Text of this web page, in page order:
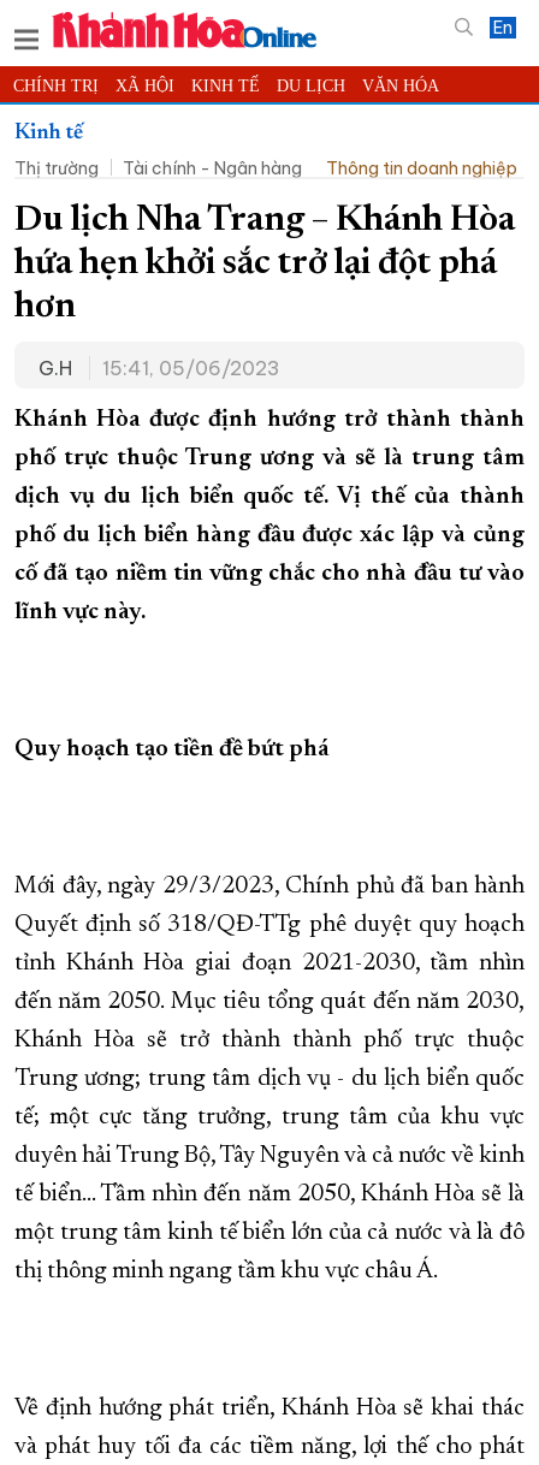
En
CHÍNH TRỊ XÃ HỘI KINH TẾ DU LỊCH VĂN HÓA
THỂ THAO
KHOA HỌC - CÔNG NGHỆ PHÁP LUẬT BẠN ĐỌC PHÓNG SỰ
THẾ GIỚI MULTIMEDIA VIDEO ĐỌC BÁO ONLINE
PODCAST THÔNG TIN - QUẢNG CÁO
QUY HOẠCH TỈNH KHÁNH HÒA
CHUNG TAY CẢI CÁCH HÀNH CHÍNH
XÂY DỰNG NÔNG THÔN MỚI LỊCH CẮT ĐIỆN
TÀU - XE - MÁY BAY
KỶ NIỆM 370 NĂM XÂY DỰNG VÀ PHÁT TRIỂN TỈNH KHÁNH HÒA
KHOẢNH KHẮC ĐẸP XỨ TRẦM
XÂY DỰNG KHÁNH HÒA TRỞ THÀNH THÀNH PHỐ TRỰC THUỘC
ĐẠI HỘI ĐẢNG CÁC CẤP
Kinh tế
Thị trường
Tài chính - Ngân hàng Thông tin doanh nghiệp
Du lịch Nha Trang – Khánh Hòa
hứa hẹn khởi sắc trở lại đột phá
hơn
G.H 15:41, 05/06/2023
Khánh Hòa được định hướng trở thành thành
phố trực thuộc Trung ương và sẽ là trung tâm
dịch vụ du lịch biển quốc tế. Vị thế của thành
phố du lịch biển hàng đầu được xác lập và củng
cố đã tạo niềm tin vững chắc cho nhà đầu tư vào
lĩnh vực này.
Quy hoạch tạo tiền đề bứt phá
Mới đây, ngày 29/3/2023, Chính phủ đã ban hành
Quyết định số 318/QĐ-TTg phê duyệt quy hoạch
tỉnh Khánh Hòa giai đoạn 2021-2030, tầm nhìn
đến năm 2050. Mục tiêu tổng quát đến năm 2030,
Khánh Hòa sẽ trở thành thành phố trực thuộc
Trung ương; trung tâm dịch vụ - du lịch biển quốc
tế; một cực tăng trưởng, trung tâm của khu vực
duyên hải Trung Bộ, Tây Nguyên và cả nước về kinh
tế biển… Tầm nhìn đến năm 2050, Khánh Hòa sẽ là
một trung tâm kinh tế biển lớn của cả nước và là đô
thị thông minh ngang tầm khu vực châu Á.
Về định hướng phát triển, Khánh Hòa sẽ khai thác
và phát huy tối đa các tiềm năng, lợi thế cho phát